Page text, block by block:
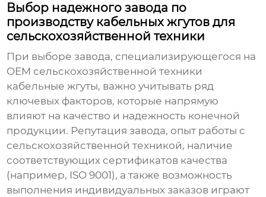
Выбор надежного завода по
производству кабельных жгутов для
сельскохозяйственной техники
При выборезавода, специализирующегося на
OEM сельскохозяйственной техники
кабельные жгуты, важно учитывать ряд
ключевых факторов, которые напрямую
влияют на качество и надежность конечной
продукции. Репутациязавода, опыт работы с
сельскохозяйственной техникой, наличие
соответствующих сертификатов качества
(например, ISO 9001), а также возможность
выполнения индивидуальных заказов играют